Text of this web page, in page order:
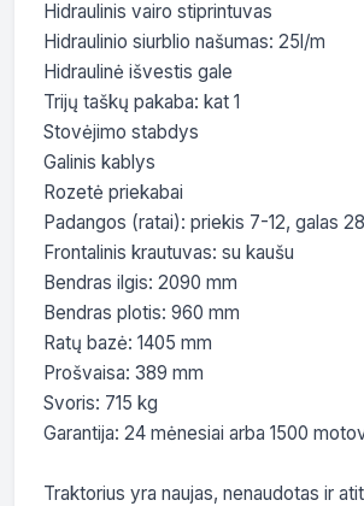
Hidraulinis vairo stiprintuvas
Hidraulinio siurblio našumas: 25l/m
Hidraulinė išvestis gale
Trijų taškų pakaba: kat 1
Stovėjimo stabdys
Galinis kablys
Rozetė priekabai
Padangos (ratai): priekis 7-12, galas
Frontalinis krautuvas: su kaušu
Bendras ilgis: 2090 mm
Bendras plotis: 960 mm
Ratų bazė: 1405 mm
Prošvaisa: 389 mm
Svoris: 715 kg
Garantija: 24 mėnesiai arba 1500
Traktorius yra naujas, nenaudotas ir